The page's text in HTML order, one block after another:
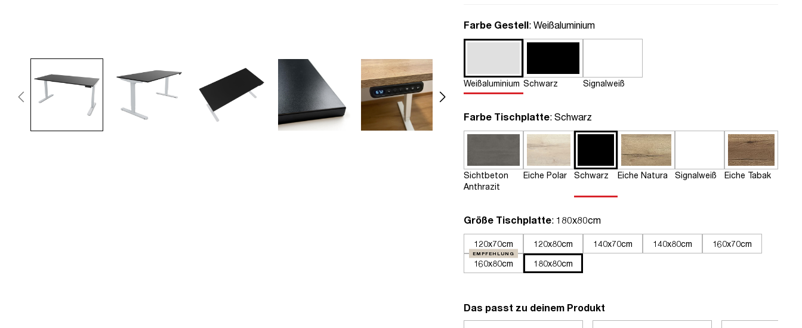
Farbe Gestellauswählen
: Weißaluminium
Weißaluminium Schwarz Signalweiß
Farbe Tischplatteauswählen
: Schwarz
Sichtbeton
Anthrazit
Eiche Polar Schwarz Eiche Natura Signalweiß Eiche Tabak
Größe Tischplatteauswählen
: 180x80cm
120x70cm 120x80cm 140x70cm 140x80cm
160x70cm
160x80cm
EMPFEHLUNG
180x80cm
Das passt zu deinem Produkt